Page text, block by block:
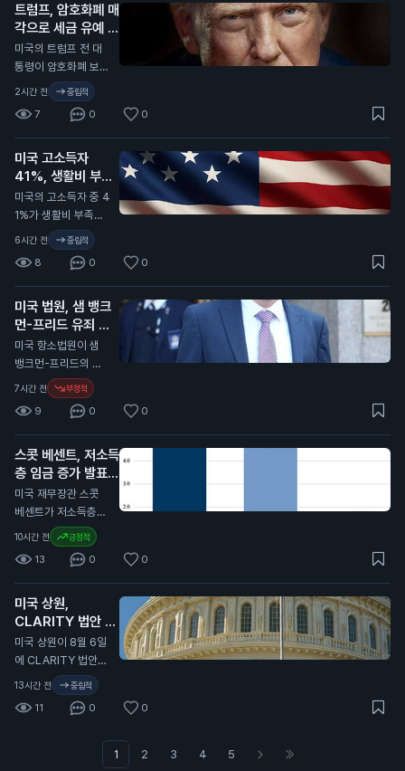
전해졌습니다. 클라리
티 법안은 가상자산
규제와 관련된 법안으
로, 상원에서의 투표
가 예정되어 있었습니
다. 하지만 튠 원내대
표는 이번 주 투표가
보장되지 않는다고 밝
혔습니다. 이 법안은
통과되면 하원으로 넘
어가고, 최종적으로
대통령의 서명이 필요
기는 일반 투자자에게
중요한 의미를 가집니
지연은 가상자산 시장
의 규제 환경에 영향
을 줄 수 있으며, 이는
투자자들의 자산 가치
에 직접적인 영향을
미칠 수 있습니다.
트럼프, 암호화폐 매
각으로 세금 유예 가
능성
N
미국의 트럼프 전 대
통령이 암호화폐 보유
자산을 매각하면 세금
유예 혜택을 받을 수
있다고 블룸버그가 보
도했습니다. 이 제안
은 클라리티 법안과
관련된 윤리적 제안으
로, 트럼프가 자산을
매각해야 한다는 조건
이 포함되어 있습니
다. 트럼프는 지난해
암호화폐 사업에서 1
4억 달러(약 1조 8,0
00억 원)의 수익을 올
렸습니다. 클라리티
법안은 암호화폐 산업
의 규제를 명확히 하
있습니다. 이 법안이
통과되면 트럼프는 매
자금을 재투자할 수
있어 세금을 절감할
수 있습니다. 이 뉴스
는 일반 투자자에게
중요합니다. 트럼프의
세금 유예가 암호화폐
시장에 미치는 영향은
적인 영향을 줄 수 있
습니다.
2시간 전 중립적
7 0 0
미국 고소득자
41%, 생활비 부족
호소
N
미국의 고소득자 중 4
1%가 생활비 부족을
느끼고 있다고 골드만
삭스가 발표했습니다.
이들은 연간 30만 달
러에서 50만 달러를
벌고 있는 사람들입니
다. 최근 조사에 따르
면, 미국인 전체의 약
63%가 생활비 부족
을 겪고 있다고 합니
다. 특히 30만 달러에
서 50만 달러를 버는
고소득자들 사이에서
이 비율이 크게 증가
했습니다. 50만 달러
이상을 버는 사람들도
40%가 생활비에 어
합니다. 이 소식은 고
소득자들도 경제적 어
점에서 중요합니다.
이는 소비자 신뢰도와
경제 전반에 영향을
미칠 수 있습니다.
6시간 전 중립적
8 0 0
미국 법원, 샘 뱅크
먼-프리드 유죄 확
정
N
미국 항소법원이 샘
뱅크먼-프리드의 유
죄 판결과 25년 형을
확정했습니다. 이 판
결은 2024년 8월 4
일에 내려졌습니다.
샘 뱅크먼-프리드는
FTX라는 암호화폐
거래소의 CEO였습니
다. 그는 고객과 투자
자에게서 수십억 달러
를 사취한 혐의로 유
죄 판결을 받았습니
다. 항소법원은 그의
주장을 받아들이지 않
았습니다. 이 판결은
일반 투자자에게 중요
한 의미를 가집니다.
죄가 암호화폐 시장에
대한 신뢰를 떨어뜨릴
7시간 전 부정적
9 0 0
스콧 베센트, 저소득
층 임금 증가 발표
N
미국 재무장관 스콧
베센트가 저소득층의
임금이 빠르게 증가하
고 있다고 밝혔습니
다. 그는 최근 발표에
서 저소득층이 가장
큰 임금 상승을 경험
하고 있다고 강조했습
니다. 이는 도널드 트
럼프 대통령 하의 경
제 성장과 관련이 있
습니다. 베센트 장관
은 저소득층의 25%
상승을 경험했다고 언
10시간 전 긍정적
13 0 0
미국 상원,
CLARITY 법안 일
정 제외
N
미국 상원이 8월 6일
에 CLARITY 법안을
논의하지 않기로 했습
니다. 이 법안은 암호
화폐 규제를 명확히
13시간 전 중립적
11 0 0
1 2 3 4 5